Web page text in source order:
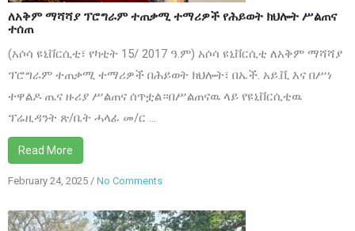
ለአቅም ማሻሻያ ፕሮግራም ተጠቃሚ ተማሪዎች የሕይወት ክህሎት ሥልጠና
ተሰጠ
(አሶሳ ዩኒቨርሲቲ፣ የካቲት 15/ 2017 ዓ.ም) አሶሳ ዩኒቨርሲቲ ለአቅም ማሻሻያ
ፕሮግራም ተጠቃሚ ተማሪዎች በሕይወት ክህሎት፣ በኤች. አይ.ቪ እና በሥነ
ተዋልዶ ጤና ዙሪያ ሥልጠና ሰጥቷል።በሥልጠናዉ ላይ የዩኒቨርሲቲዉ
ፕሬዚዳንት ጽ/ቤት ሓላፊ መ/ር ...
Read More
February 24, 2025 / No Comments
on